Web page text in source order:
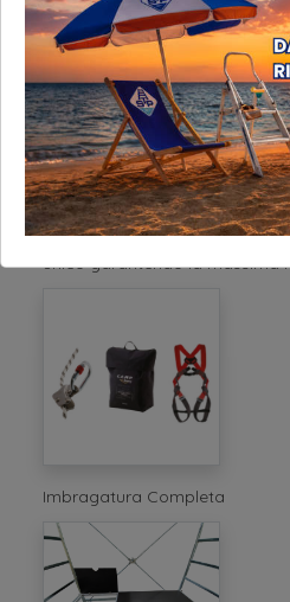
Gruppo di tensionamento
vite centrale e permette di
unico garantendo la massima
Imbragatura Completa